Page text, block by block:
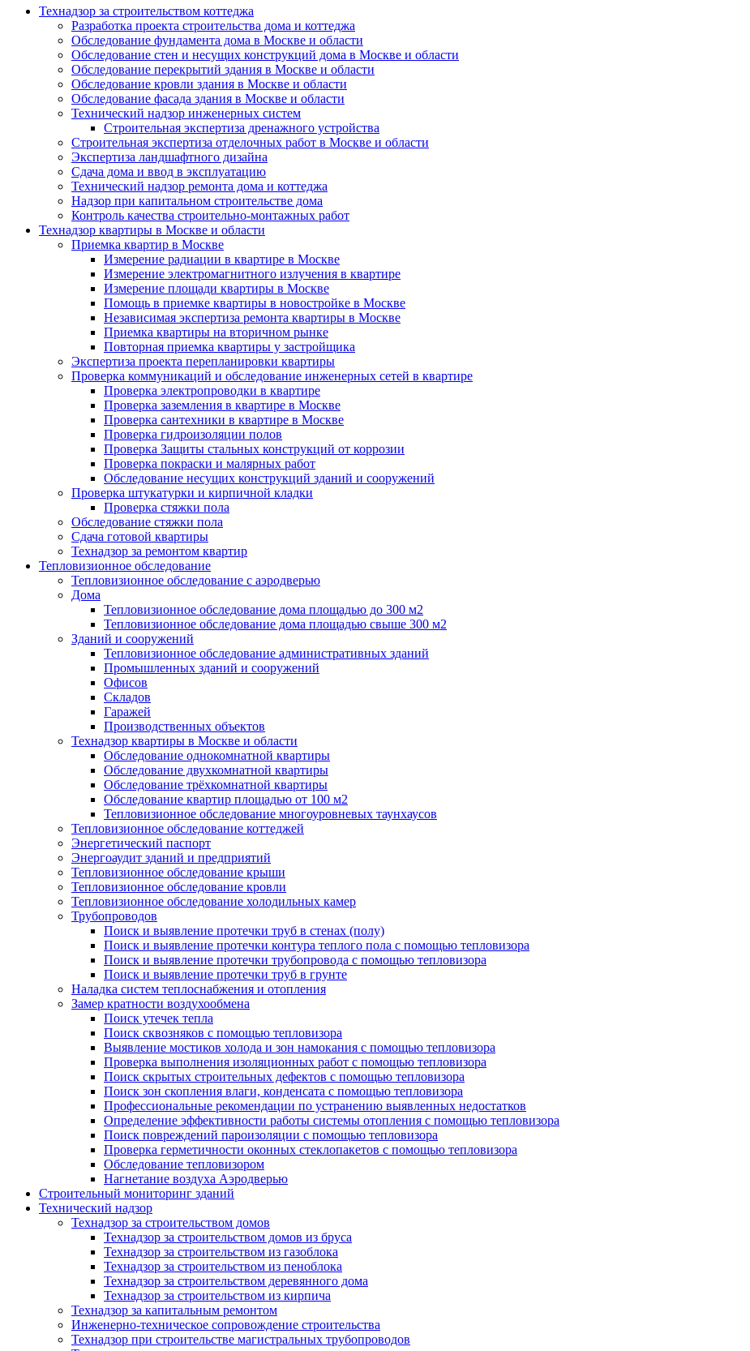
Технадзор за строительством коттеджа
Разработка проекта строительства дома и коттеджа
Обследование фундамента дома в Москве и области
Обследование стен и несущих конструкций дома в Москве и области
Обследование перекрытий здания в Москве и области
Обследование кровли здания в Москве и области
Обследование фасада здания в Москве и области
Технический надзор инженерных систем
Строительная экспертиза дренажного устройства
Строительная экспертиза отделочных работ в Москве и области
Экспертиза ландшафтного дизайна
Сдача дома и ввод в эксплуатацию
Технический надзор ремонта дома и коттеджа
Надзор при капитальном строительстве дома
Контроль качества строительно-монтажных работ
Технадзор квартиры в Москве и области
Приемка квартир в Москве
Измерение радиации в квартире в Москве
Измерение электромагнитного излучения в квартире
Измерение площади квартиры в Москве
Помощь в приемке квартиры в новостройке в Москве
Независимая экспертиза ремонта квартиры в Москве
Приемка квартиры на вторичном рынке
Повторная приемка квартиры у застройщика
Экспертиза проекта перепланировки квартиры
Проверка коммуникаций и обследование инженерных сетей в квартире
Проверка электропроводки в квартире
Проверка заземления в квартире в Москве
Проверка сантехники в квартире в Москве
Проверка гидроизоляции полов
Проверка Защиты стальных конструкций от коррозии
Проверка покраски и малярных работ
Обследование несущих конструкций зданий и сооружений
Проверка штукатурки и кирпичной кладки
Проверка стяжки пола
Обследование стяжки пола
Сдача готовой квартиры
Технадзор за ремонтом квартир
Тепловизионное обследование
Тепловизионное обследование с аэродверью
Дома
Тепловизионное обследование дома площадью до 300 м2
Тепловизионное обследование дома площадью свыше 300 м2
Зданий и сооружений
Тепловизионное обследование административных зданий
Промышленных зданий и сооружений
Офисов
Складов
Гаражей
Производственных объектов
Технадзор квартиры в Москве и области
Обследование однокомнатной квартиры
Обследование двухкомнатной квартиры
Обследование трёхкомнатной квартиры
Обследование квартир площадью от 100 м2
Тепловизионное обследование многоуровневых таунхаусов
Тепловизионное обследование коттеджей
Энергетический паспорт
Энергоаудит зданий и предприятий
Тепловизионное обследование крыши
Тепловизионное обследование кровли
Тепловизионное обследование холодильных камер
Трубопроводов
Поиск и выявление протечки труб в стенах (полу)
Поиск и выявление протечки контура теплого пола с помощью тепловизора
Поиск и выявление протечки трубопровода с помощью тепловизора
Поиск и выявление протечки труб в грунте
Наладка систем теплоснабжения и отопления
Замер кратности воздухообмена
Поиск утечек тепла
Поиск сквозняков с помощью тепловизора
Выявление мостиков холода и зон намокания с помощью тепловизора
Проверка выполнения изоляционных работ с помощью тепловизора
Поиск скрытых строительных дефектов с помощью тепловизора
Поиск зон скопления влаги, конденсата с помощью тепловизора
Профессиональные рекомендации по устранению выявленных недостатков
Определение эффективности работы системы отопления с помощью тепловизора
Поиск повреждений пароизоляции с помощью тепловизора
Проверка герметичности оконных стеклопакетов с помощью тепловизора
Обследование тепловизором
Нагнетание воздуха Аэродверью
Строительный мониторинг зданий
Технический надзор
Технадзор за строительством домов
Технадзор за строительством домов из бруса
Технадзор за строительством из газоблока
Технадзор за строительством из пеноблока
Технадзор за строительством деревянного дома
Технадзор за строительством из кирпича
Технадзор за капитальным ремонтом
Инженерно-техническое сопровождение строительства
Технадзор при строительстве магистральных трубопроводов